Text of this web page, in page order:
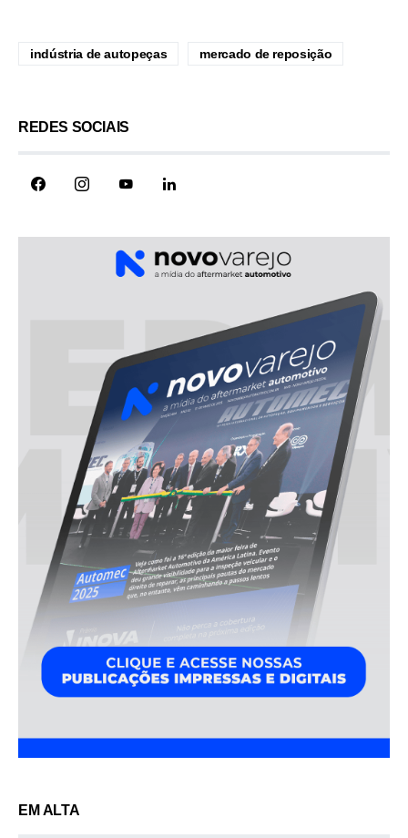
indústria de autopeças mercado de reposição
REDES SOCIAIS
EM ALTA